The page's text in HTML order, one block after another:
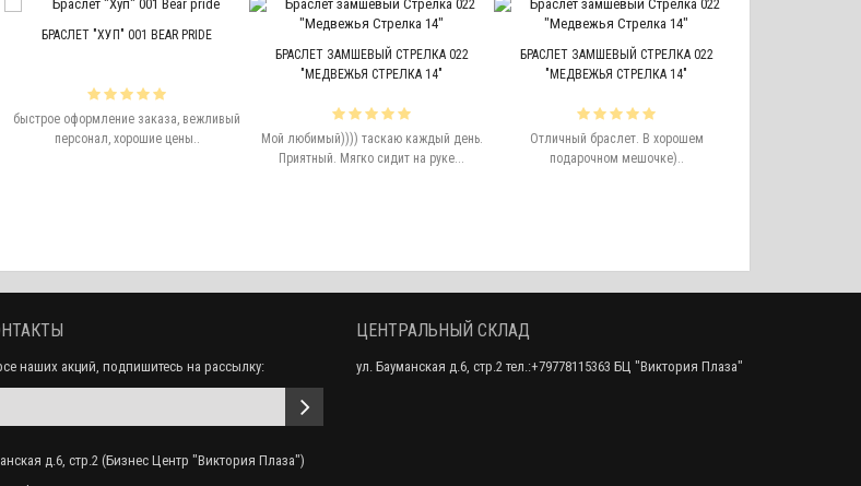
БРАСЛЕТ "ХУП" 001 BEAR PRIDE
быстрое оформление заказа, вежливый
персонал, хорошие цены..
БРАСЛЕТ ЗАМШЕВЫЙ СТРЕЛКА 022
"МЕДВЕЖЬЯ СТРЕЛКА 14"
Мой любимый)))) таскаю каждый день.
Приятный. Мягко сидит на руке...
БРАСЛЕТ ЗАМШЕВЫЙ СТРЕЛКА 022
"МЕДВЕЖЬЯ СТРЕЛКА 14"
Отличный браслет. В хорошем
подарочном мешочке)..
наших акций, подпишитесь на рассылку:
д.6, стр.2 (Бизнес Центр "Виктория Плаза")
ЦЕНТРАЛЬНЫЙ СКЛАД
ул. Бауманская д.6, стр.2 тел.:+79778115363 БЦ "Виктория Плаза"